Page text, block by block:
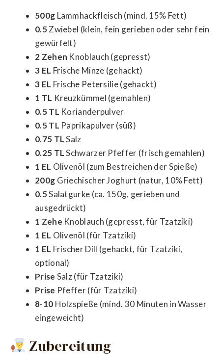
500g Lammhackfleisch (mind. 15% Fett)
0.5Zwiebel (klein, fein gerieben oder sehr fein
gewürfelt)
2 Zehen Knoblauch (gepresst)
3 EL Frische Minze (gehackt)
3 EL Frische Petersilie (gehackt)
1 TL Kreuzkümmel (gemahlen)
0.5 TL Korianderpulver
0.5 TL Paprikapulver (süß)
0.75 TLSalz
0.25 TLSchwarzer Pfeffer (frisch gemahlen)
1 EL Olivenöl (zum Bestreichen der Spieße)
200g Griechischer Joghurt (natur, 10% Fett)
0.5Salatgurke (ca. 150g, gerieben und
ausgedrückt)
1 Zehe Knoblauch (gepresst, für Tzatziki)
1 EL Olivenöl (für Tzatziki)
1 EL Frischer Dill (gehackt, für Tzatziki,
optional)
Prise Salz (für Tzatziki)
Prise Pfeffer (für Tzatziki)
8-10 Holzspieße (mind. 30 Minuten in Wasser
eingeweicht)
Zubereitung